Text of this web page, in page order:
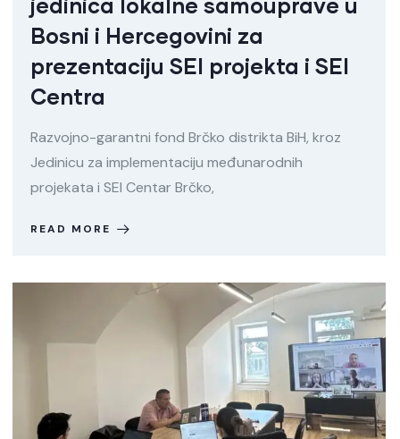
Bosni i Hercegovini za
prezentaciju SEI projekta i SEI
Centra
Razvojno-garantni fond Brčko distrikta BiH, kroz
Jedinicu za implementaciju međunarodnih
projekata i SEI Centar Brčko,
READ MORE